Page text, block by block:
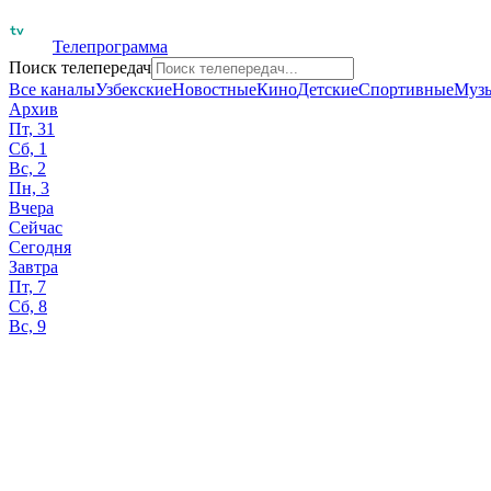
Телепрограмма
Поиск телепередач
Все каналыУзбекскиеНовостныеКиноДетскиеСпортивные
Архив
Пт, 31
Сб, 1
Вс, 2
Пн, 3
Вчера
Сейчас
Сегодня
Завтра
Пт, 7
Сб, 8
Вс, 9